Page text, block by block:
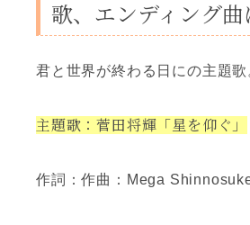
歌、エンディング曲
君と世界が終わる日にの主題歌
主題歌：菅田将輝「星を仰ぐ」
作詞：作曲：Mega